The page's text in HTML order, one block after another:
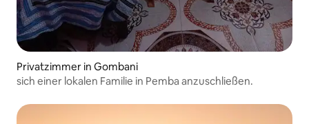
Privatzimmer in Gombani
sich einer lokalen Familie in Pemba anzuschließen.